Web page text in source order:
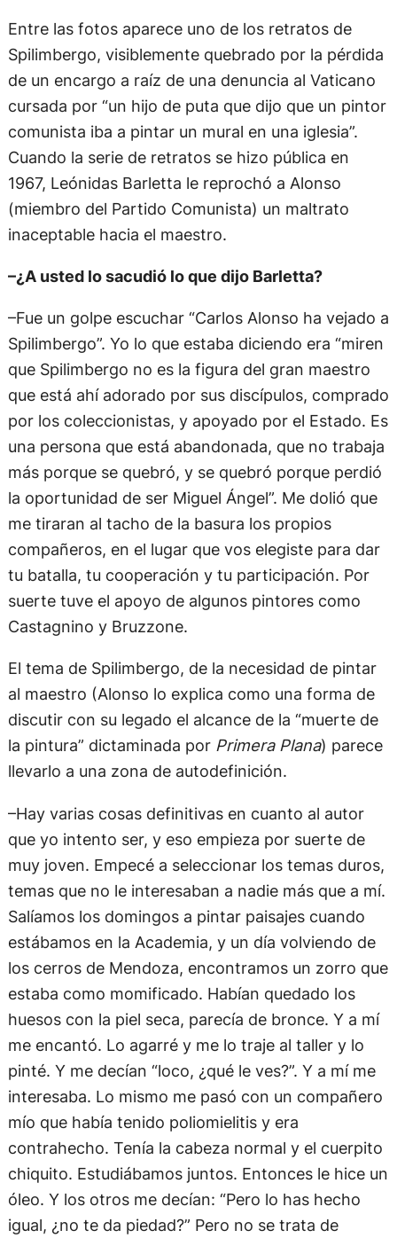
Entre las fotos aparece uno de los retratos de
Spilimbergo, visiblemente quebrado por la pérdida
de un encargo a raíz de una denuncia al Vaticano
cursada por “un hijo de puta que dijo que un pintor
comunista iba a pintar un mural en una iglesia”.
Cuando la serie de retratos se hizo pública en
1967, Leónidas Barletta le reprochó a Alonso
(miembro del Partido Comunista) un maltrato
inaceptable hacia el maestro.
–¿A usted lo sacudió lo que dijo Barletta?
–Fue un golpe escuchar “Carlos Alonso ha vejado a
Spilimbergo”. Yo lo que estaba diciendo era “miren
que Spilimbergo no es la figura del gran maestro
que está ahí adorado por sus discípulos, comprado
por los coleccionistas, y apoyado por el Estado. Es
una persona que está abandonada, que no trabaja
más porque se quebró, y se quebró porque perdió
la oportunidad de ser Miguel Ángel”. Me dolió que
me tiraran al tacho de la basura los propios
compañeros, en el lugar que vos elegiste para dar
tu batalla, tu cooperación y tu participación. Por
suerte tuve el apoyo de algunos pintores como
Castagnino y Bruzzone.
El tema de Spilimbergo, de la necesidad de pintar
al maestro (Alonso lo explica como una forma de
discutir con su legado el alcance de la “muerte de
la pintura” dictaminada porPrimera Plana) parece
llevarlo a una zona de autodefinición.
–Hay varias cosas definitivas en cuanto al autor
que yo intento ser, y eso empieza por suerte de
muy joven. Empecé a seleccionar los temas duros,
temas que no le interesaban a nadie más que a mí.
Salíamos los domingos a pintar paisajes cuando
estábamos en la Academia, y un día volviendo de
los cerros de Mendoza, encontramos un zorro que
estaba como momificado. Habían quedado los
huesos con la piel seca, parecía de bronce. Y a mí
me encantó. Lo agarré y me lo traje al taller y lo
pinté. Y me decían “loco, ¿qué le ves?”. Y a mí me
interesaba. Lo mismo me pasó con un compañero
mío que había tenido poliomielitis y era
contrahecho. Tenía la cabeza normal y el cuerpito
chiquito. Estudiábamos juntos. Entonces le hice un
óleo. Y los otros me decían: “Pero lo has hecho
igual, ¿no te da piedad?” Pero no se trata de